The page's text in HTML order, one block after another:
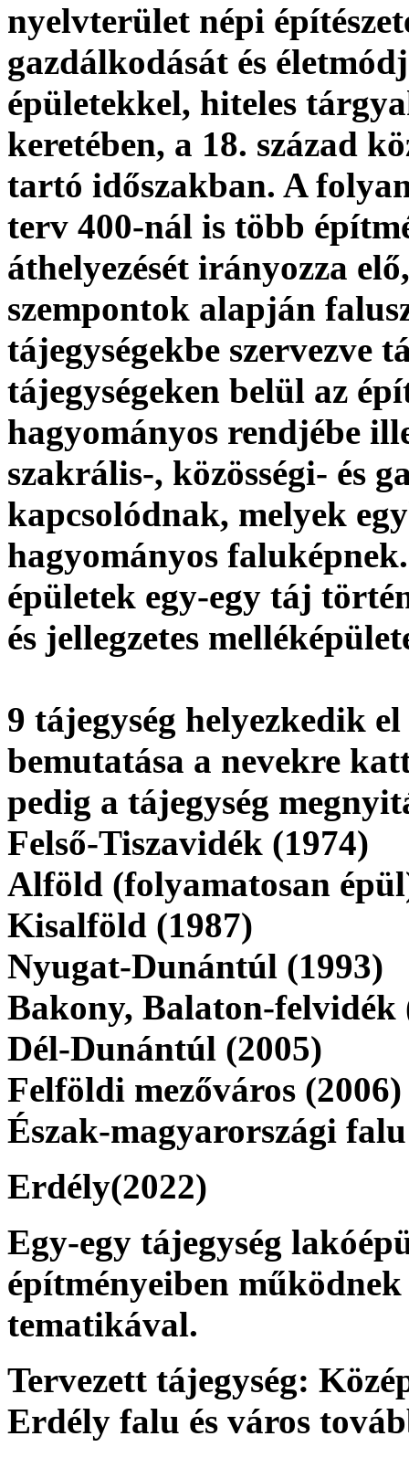
nyelvterület népi
gazdálkodását és
épületekkel, hiteles
keretében, a 18. század
tartó időszakban. A
terv 400-nál is több
áthelyezését irányozza
szempontok alapján
tájegységekbe szervezve
tájegységeken belül az
hagyományos rendjébe
szakrális-, közösségi- és
kapcsolódnak, melyek
hagyományos
épületek egy-egy táj
és jellegzetes
9 tájegység helyezkedik
bemutatása a nevekre
pedig a tájegység
Felső-Tiszavidék (1974)
Alföld (folyamatosan
Kisalföld (1987)
Nyugat-Dunántúl (1993)
Bakony, Balaton-felvidék
Dél-Dunántúl (2005)
Felföldi mezőváros (2006)
Észak-magyarországi
Erdély(2022)
Egy-egy tájegység
építményeiben
tematikával.
Tervezett tájegység:
Erdély falu és város